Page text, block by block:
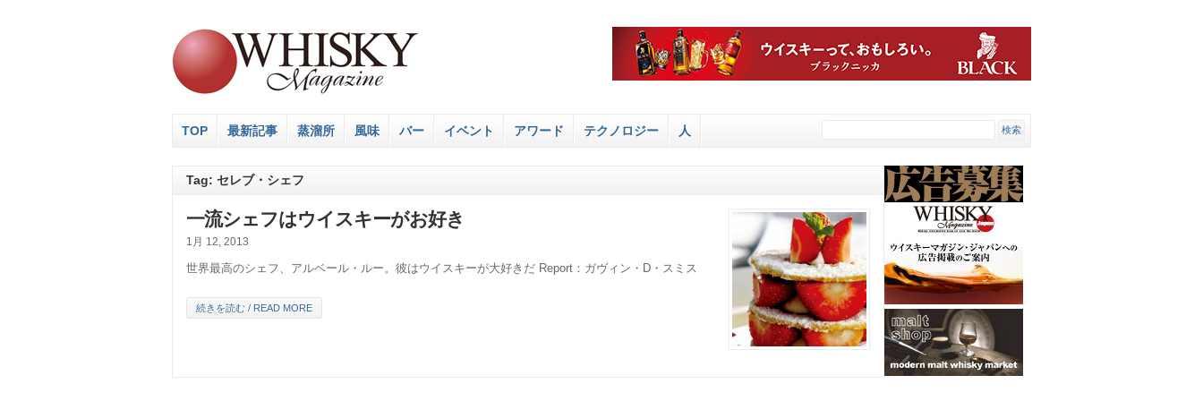
TOP 最新記事 蒸溜所 風味 バー イベント アワード テクノロジー 人
Tag: セレブ・シェフ
一流シェフはウイスキーがお好き
1月 12, 2013
世界最高のシェフ、アルベール・ルー。彼はウイスキーが大好きだ Report：ガヴィン・D・スミス
続きを読む / READ MORE